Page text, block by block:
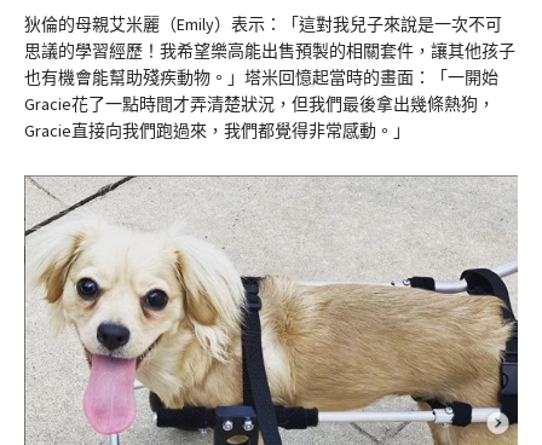
狄倫的母親艾米麗（Emily）表示：「這對我兒子來說是一次不可
思議的學習經歷！我希望樂高能出售預製的相關套件，讓其他孩子
也有機會能幫助殘疾動物。」塔米回憶起當時的畫面：「一開始
Gracie花了一點時間才弄清楚狀況，但我們最後拿出幾條熱狗，
Gracie直接向我們跑過來，我們都覺得非常感動。」